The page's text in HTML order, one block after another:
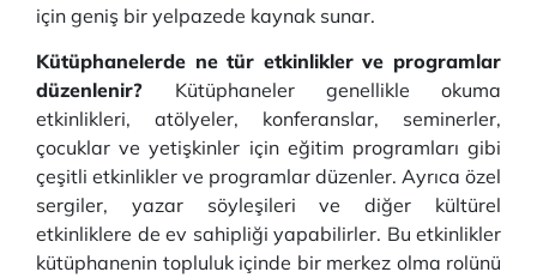
için geniş bir yelpazede kaynak sunar.
Kütüphanelerde ne tür etkinlikler ve programlar
düzenlenir? Kütüphaneler genellikle okuma
etkinlikleri, atölyeler, konferanslar, seminerler,
çocuklar ve yetişkinler için eğitim programları gibi
çeşitli etkinlikler ve programlar düzenler. Ayrıca özel
sergiler, yazar söyleşileri ve diğer kültürel
etkinliklere de ev sahipliği yapabilirler. Bu etkinlikler
kütüphanenin topluluk içinde bir merkez olma rolünü